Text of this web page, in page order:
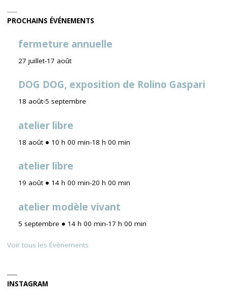
PROCHAINS ÉVÉNEMENTS
fermeture annuelle
27 juillet-17 août
DOG DOG, exposition de Rolino Gaspari
18 août-5 septembre
atelier libre
18 août ● 10 h 00 min-18 h 00 min
atelier libre
19 août ● 14 h 00 min-20 h 00 min
atelier modèle vivant
5 septembre ● 14 h 00 min-17 h 00 min
Voir tous les Évènements
INSTAGRAM